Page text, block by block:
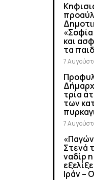
και
τα
7
τρία
των
7
Στενά
ναδίρ
Ιράν –